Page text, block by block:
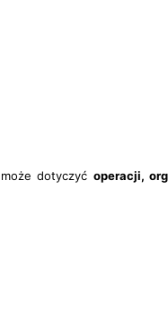
dotyczyć operacji,